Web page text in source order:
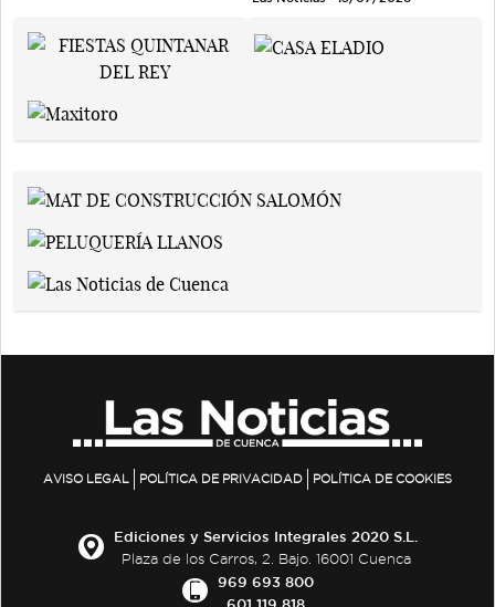
AVISO LEGAL POLÍTICA DE PRIVACIDAD POLÍTICA DE COOKIES
Ediciones y Servicios Integrales 2020 S.L.
Plaza de los Carros, 2. Bajo. 16001 Cuenca
969 693 800
601 119 818